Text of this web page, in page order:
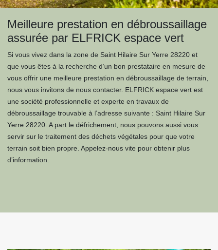
Meilleure prestation en débroussaillage
assurée par ELFRICK espace vert
Si vous vivez dans la zone de Saint Hilaire Sur Yerre 28220 et
que vous êtes à la recherche d’un bon prestataire en mesure de
vous offrir une meilleure prestation en débroussaillage de terrain,
nous vous invitons de nous contacter. ELFRICK espace vert est
une société professionnelle et experte en travaux de
débroussaillage trouvable à l’adresse suivante : Saint Hilaire Sur
Yerre 28220. A part le défrichement, nous pouvons aussi vous
servir sur le traitement des déchets végétales pour que votre
terrain soit bien propre. Appelez-nous vite pour obtenir plus
d’information.